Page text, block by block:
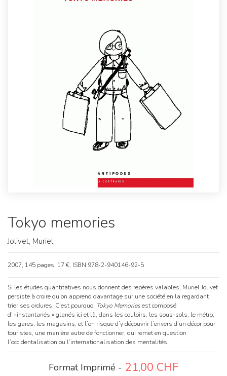
Tokyo memories
Jolivet, Muriel,
2007, 145 pages, 17 €, ISBN:978-2-940146-92-5
Si les études quantitatives nous donnent des repères valables, Muriel Jolivet
persiste à croire qu’on apprend davantage sur une société en la regardant
trier ses ordures. C’est pourquoi Tokyo Memoriesest composé
d' »instantanés » glanés ici et là, dans les couloirs, les sous-sols, le métro,
les gares, les magasins, et l’on risque d’y découvrir l’envers d’un décor pour
touristes, une manière autre de fonctionner, qui remet en question
l’occidentalisation ou l’internationalisation des mentalités.
Format Imprimé - 21,00 CHF